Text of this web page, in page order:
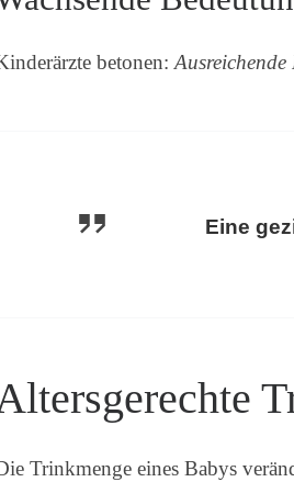
betonen:
Eine
Trinkmenge eines Babys